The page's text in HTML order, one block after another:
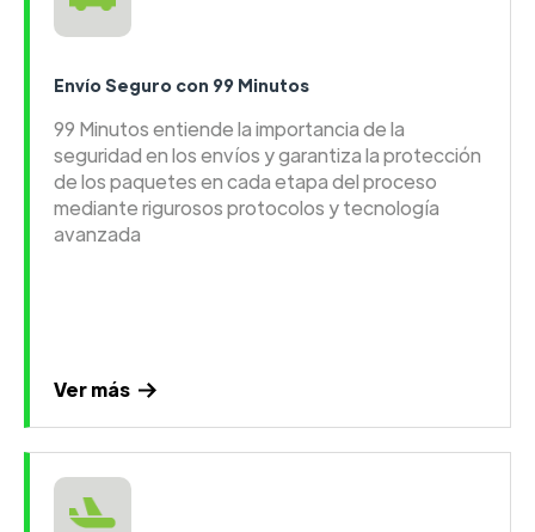
Envío Seguro con 99 Minutos
99 Minutos entiende la importancia de la
seguridad en los envíos y garantiza la protección
de los paquetes en cada etapa del proceso
mediante rigurosos protocolos y tecnología
avanzada
Ver más